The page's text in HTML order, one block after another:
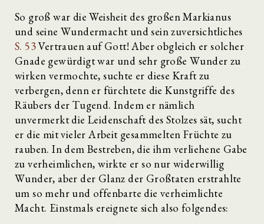
So groß war die Weisheit des großen Markianus
und seine Wundermacht und sein zuversichtliches
S. 53Vertrauen auf Gott! Aber obgleich er solcher
Gnade gewürdigt war und sehr große Wunder zu
wirken vermochte, suchte er diese Kraft zu
verbergen, denn er fürchtete die Kunstgriffe des
Räubers der Tugend. Indem er nämlich
unvermerkt die Leidenschaft des Stolzes sät, sucht
er die mit vieler Arbeit gesammelten Früchte zu
rauben. In dem Bestreben, die ihm verliehene Gabe
zu verheimlichen, wirkte er so nur widerwillig
Wunder, aber der Glanz der Großtaten erstrahlte
um so mehr und offenbarte die verheimlichte
Macht. Einstmals ereignete sich also folgendes: